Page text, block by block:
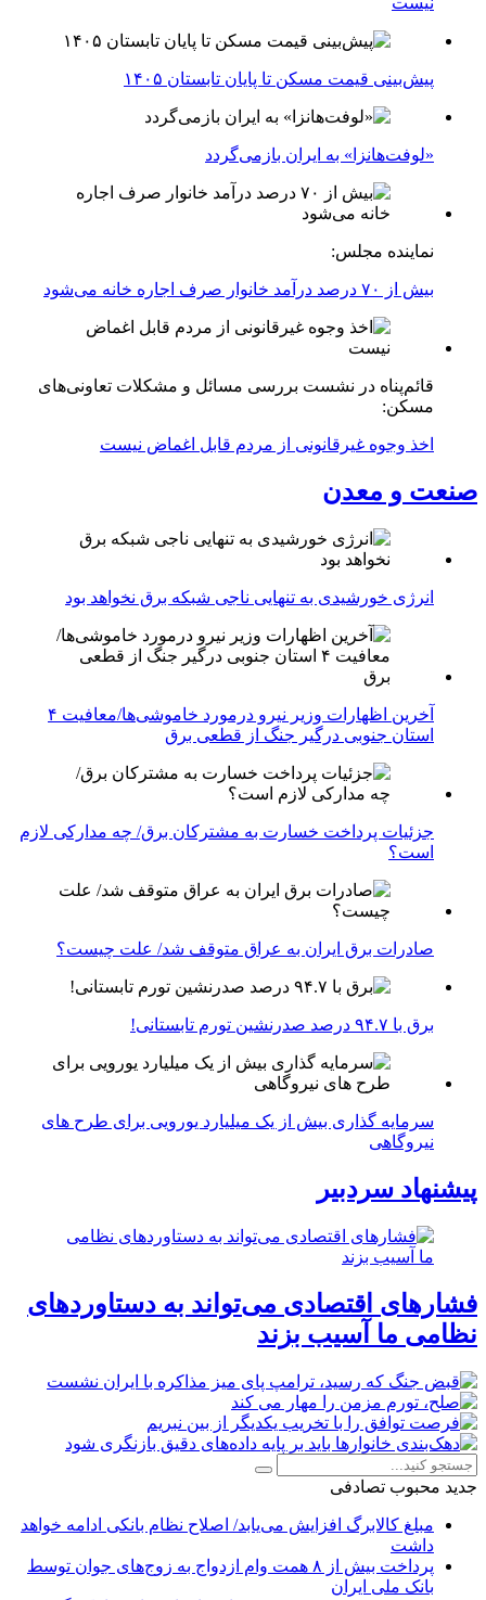
پیش‌بینی قیمت مسکن تا پایان تابستان ۱۴۰۵
«لوفت‌هانزا» به ایران بازمی‌گردد
نماینده مجلس:
بیش از ۷۰ درصد درآمد خانوار صرف اجاره خانه می‌شود
قائم‌پناه در نشست بررسی مسائل و مشکلات تعاونی‌های
مسکن:
اخذ وجوه غیرقانونی از مردم قابل اغماض نیست
صنعت و معدن
انرژی خورشیدی به تنهایی ناجی شبکه برق نخواهد بود
آخرین اظهارات وزیر نیرو درمورد خاموشی‌ها/معافیت ۴
استان جنوبی درگیر جنگ از قطعی برق
جزئیات پرداخت خسارت به مشترکان برق/ چه مدارکی لازم
است؟
صادرات برق ایران به عراق متوقف شد/ علت چیست؟
برق با ۹۴.۷ درصد صدرنشین تورم تابستانی!
سرمایه گذاری بیش از یک میلیارد یورویی برای طرح های
نیروگاهی
پیشنهاد سردبیر
فشارهای اقتصادی می‌تواند به دستاوردهای
نظامی ما آسیب بزند
جدید محبوب تصادفی
مبلغ کالابرگ افزایش می‌یابد/ اصلاح نظام بانکی ادامه خواهد
داشت
پرداخت بیش از ۸ همت وام ازدواج به زوج‌های جوان توسط
بانک ملی ایران